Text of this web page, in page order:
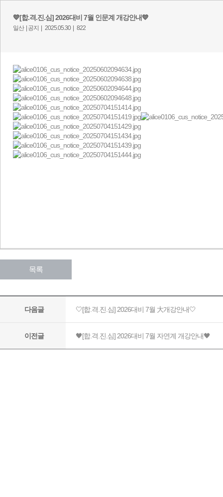
💙[합.격.진.심] 2026대비 7월 인문계 개강안내💙
일산 | 공지 | 2025.05.30 | 822
목록
다음글 🤍[합.격.진.심] 2026대비 7월 大개강안내🤍
이전글 🖤[합.격.진.심] 2026대비 7월 자연계 개강안내🖤